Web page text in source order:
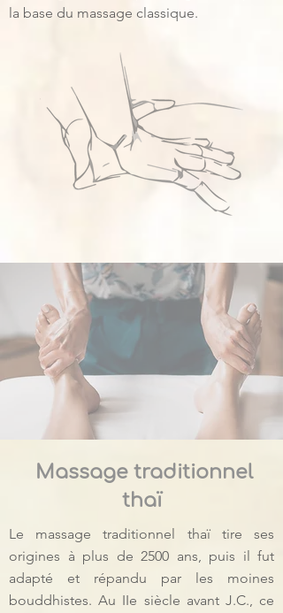
la base du massage classique.
Massage traditionnel
thaï
Le massage traditionnel thaï tire ses
origines à plus de 2500 ans, puis il fut
adapté et répandu par les moines
bouddhistes. Au IIe siècle avant J.C., ce